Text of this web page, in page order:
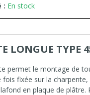
: En stock
LONGUE TYPE
permet le montage de
fois fixée sur la
en plaque de plâtre.